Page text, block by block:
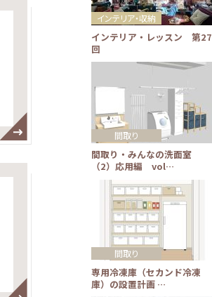
インテリア・レッスン 第27
回
インテリア・収納
間取り・みんなの洗面室
（2）応用編 vol…
間取り
専用冷凍庫（セカンド冷凍
庫）の設置計画 …
間取り